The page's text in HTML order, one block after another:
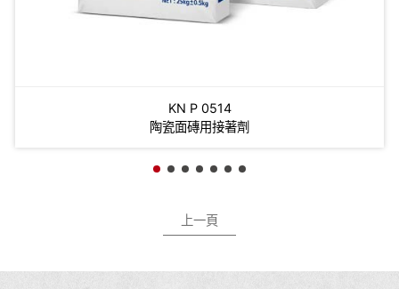
GK P 0501
金櫻王樹脂膠泥
上一頁